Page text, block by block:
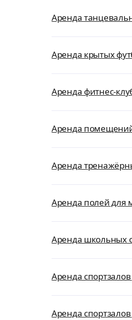
Аренда
Аренда крытых
Аренда фитнес-
Аренда
Аренда
Аренда полей для
Аренда школьных
Аренда
Аренда